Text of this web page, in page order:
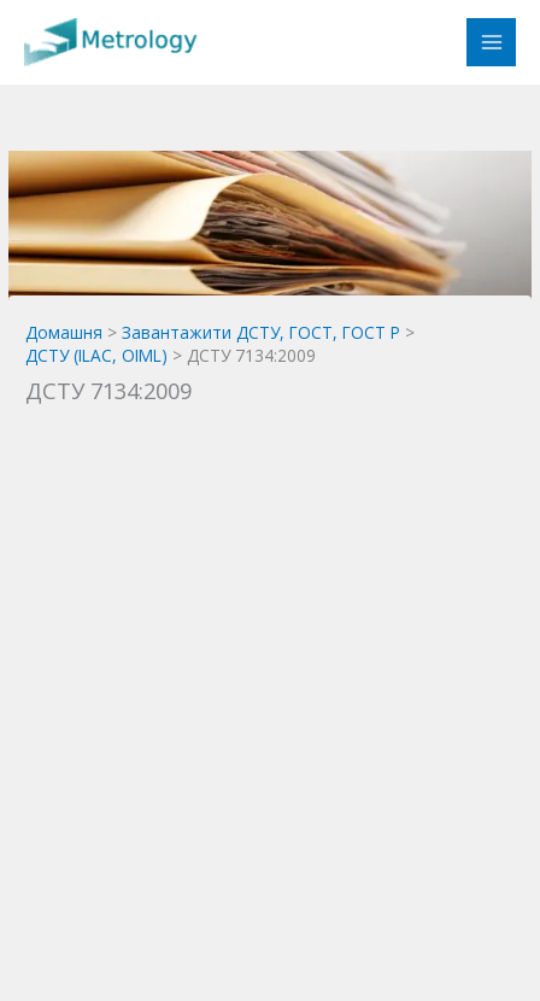
вмісту
Домашня
Завантажити ДСТУ, ГОСТ, ГОСТ Р
ДСТУ (ILAC, OIML)
ДСТУ 7134:2009
ДСТУ 7134:2009